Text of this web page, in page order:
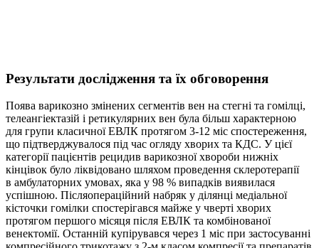
Результати дослідження та їх обговорення
Поява варикозно змінених сегментів вен на стегні та гомілці,
телеангіектазій і ретикулярних вен була більш характерною
для групи класичної ЕВЛК протягом 3-12 міс спостереження,
що підтверджувалося під час огляду хворих та КДС. У цієї
категорії пацієнтів рецидив варикозної хвороби нижніх
кінцівок було ліквідовано шляхом проведення склеротерапії
в амбулаторних умовах, яка у 98 % випадків виявилася
успішною. Післяопераційний набряк у ділянці медіальної
кісточки гомілки спостерігався майже у чверті хворих
протягом першого місяця після ЕВЛК та комбінованої
венектомії. Останній купірувався через 1 міс при застосуванні